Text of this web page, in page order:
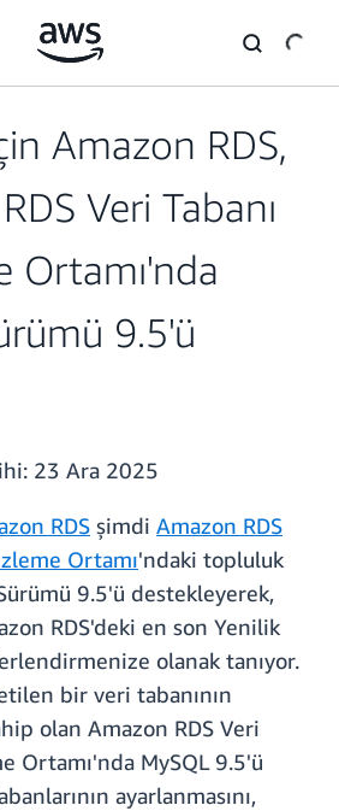
Amazon RDS,
Veri Tabanı
Ortamı'nda
9.5'ü
23 Ara 2025
RDS şimdi Amazon RDS
Ortamı'ndaki topluluk
9.5'ü destekleyerek,
RDS'deki en son Yenilik
olanak tanıyor.
bir veri tabanının
olan Amazon RDS Veri
Ortamı'nda MySQL 9.5'ü
ayarlanmasını,